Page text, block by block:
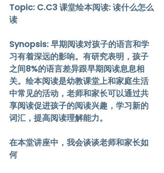
Topic: C.C3 课堂绘本阅读: 读什么怎么
读
Synopsis: 早期阅读对孩子的语言和学
习有着深远的影响。有研究表明，孩子
之间8%的语言差异跟早期阅读息息相
关。绘本阅读是幼教课堂上和家庭生活
中常见的活动，老师和家长可以通过共
享阅读促进孩子的阅读兴趣，学习新的
词汇，提高阅读理解能力。
在本堂讲座中，我会谈谈老师和家长如
何